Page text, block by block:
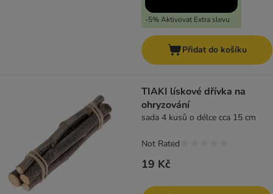
-5% Aktivovat Extra slevu
Přidat do košíku
TIAKI lískové dřívka na
ohryzování
sada 4 kusů o délce cca 15 cm
19 Kč
Not Rated